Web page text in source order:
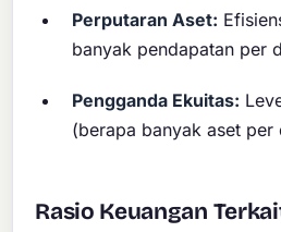
Perputaran Aset:
banyak pendapatan per
Pengganda Ekuitas:
(berapa banyak aset per
Rasio Keuangan